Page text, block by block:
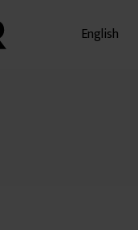
English